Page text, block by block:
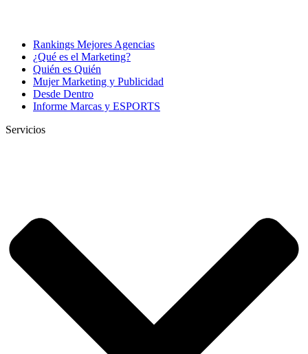
Rankings Mejores Agencias
¿Qué es el Marketing?
Quién es Quién
Mujer Marketing y Publicidad
Desde Dentro
Informe Marcas y ESPORTS
Servicios